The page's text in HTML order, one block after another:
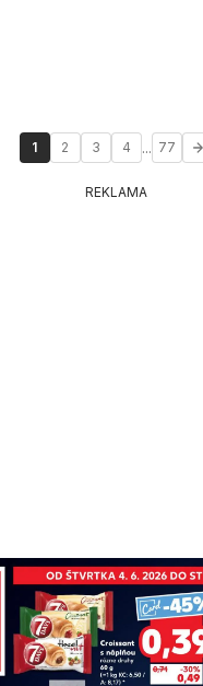
1 2 3 4 ... 77
REKLAMA